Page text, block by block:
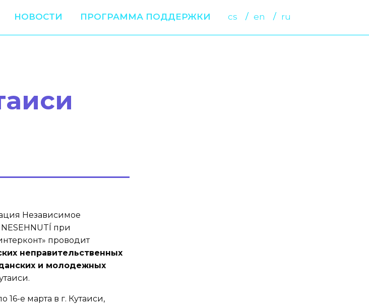
НОВОСТИ ПРОГРАММА ПОДДЕРЖКИ cs en ru
Независимое
при
проводит
неправительственных
и молодежных
16-е марта в г. Кутаиси,